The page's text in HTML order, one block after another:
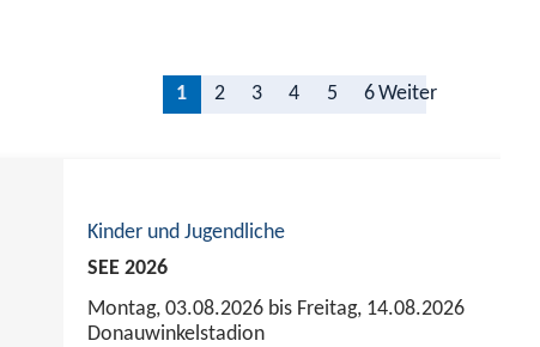
1 2 3 4 5 6Weiter
Kinder und Jugendliche
SEE 2026
Montag, 03.08.2026 bis Freitag, 14.08.2026
Donauwinkelstadion